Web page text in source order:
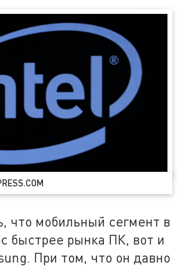
что мобильный сегмент в
быстрее рынка ПК, вот и
При том, что он давно